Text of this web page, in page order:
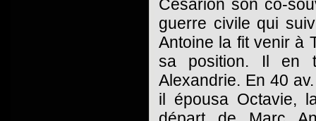
Césarion son co-
guerre civile qui
Antoine la fit venir à
sa position. Il en
Alexandrie. En 40
il épousa Octavie,